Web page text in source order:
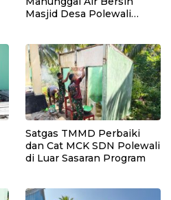
Masjid Desa Polewali
Satgas TMMD Perbaiki
dan Cat MCK SDN Polewali
di Luar Sasaran Program